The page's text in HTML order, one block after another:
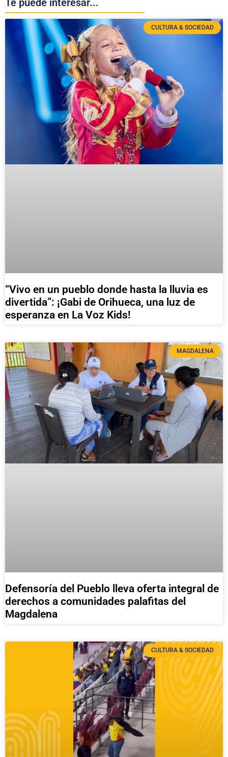
CULTURA & SOCIEDAD
“Vivo en un pueblo donde hasta la lluvia es
divertida”: ¡Gabi de Orihueca, una luz de
esperanza en La Voz Kids!
MAGDALENA
Defensoría del Pueblo lleva oferta integral de
derechos a comunidades palafitas del
Magdalena
CULTURA & SOCIEDAD